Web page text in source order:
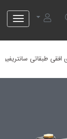
طبقاتی سانتریفیوژ